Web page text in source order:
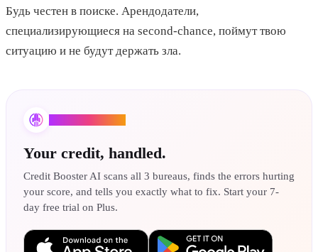
Будь честен в поиске. Арендодатели,
специализирующиеся на second-chance, поймут твою
ситуацию и не будут держать зла.
Your credit, handled.
Credit Booster AI scans all 3 bureaus, finds the errors hurting
your score, and tells you exactly what to fix. Start your 7-
day free trial on Plus.